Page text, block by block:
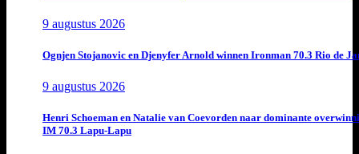
9 augustus 2026
Ognjen Stojanovic en Djenyfer Arnold winnen Ironman 70.3 Rio de
9 augustus 2026
Henri Schoeman en Natalie van Coevorden naar dominante
IM 70.3 Lapu-Lapu